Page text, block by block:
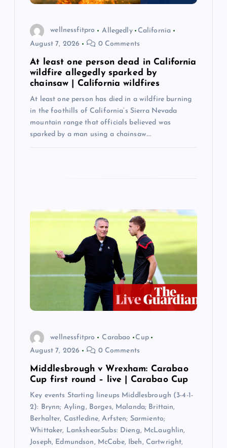
wellnessfitpro Allegedly
California
August 7, 2026
0 Comments
At least one person dead in California
wildfire allegedly sparked by
chainsaw | California wildfires
At least one person has died in a wildfire burning
in the foothills of California’s Sierra Nevada
mountain range that officials believed was
sparked by a man using a chainsaw.…
wellnessfitpro Carabao
Cup
August 7, 2026
0 Comments
Middlesbrough v Wrexham: Carabao
Cup first round – live | Carabao Cup
Key events Starting lineups Middlesbrough (3-4-1-
2): Brynn; Ayling, Borges, Malanda; Brittain,
Berhalter, Castledine, Arfsten; Sarmiento;
Whittaker, Lankshear.Subs: Dieng, McLaughlin,
Joseph, Edmundson, McCabe, Ibeh, Cartwright,